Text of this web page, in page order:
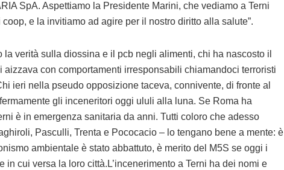
SpA. Aspettiamo la Presidente Marini, che vediamo a Terni
e la invitiamo ad agire per il nostro diritto alla salute”.
verità sulla diossina e il pcb negli alimenti, chi ha nascosto il
aizzava con comportamenti irresponsabili chiamandoci terroristi
ieri nella pseudo opposizione taceva, connivente, di fronte al
gli inceneritori oggi ululi alla luna. Se Roma ha
è in emergenza sanitaria da anni. Tutti coloro che adesso
Pasculli, Trenta e Pococacio – lo tengano bene a mente: è
ambientale è stato abbattuto, è merito del M5S se oggi i
cui versa la loro città.L’incenerimento a Terni ha dei nomi e